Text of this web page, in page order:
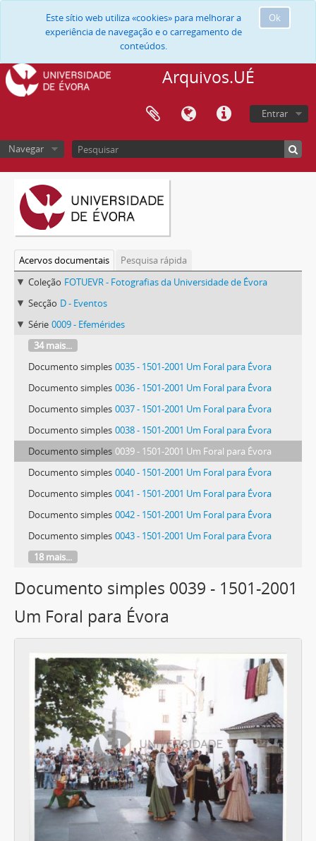
Ok
Este sítio web utiliza «cookies» para melhorar a
experiência de navegação e o carregamento de
conteúdos.
Arquivos.UÉ
Entrar
Navegar
Acervos documentais
Pesquisa rápida
Coleção FOTUEVR - Fotografias da Universidade de Évora
Secção D - Eventos
Série 0009 - Efemérides
34 mais...
Documento simples 0035 - 1501-2001 Um Foral para Évora
Documento simples 0036 - 1501-2001 Um Foral para Évora
Documento simples 0037 - 1501-2001 Um Foral para Évora
Documento simples 0038 - 1501-2001 Um Foral para Évora
Documento simples 0039 - 1501-2001 Um Foral para Évora
Documento simples 0040 - 1501-2001 Um Foral para Évora
Documento simples 0041 - 1501-2001 Um Foral para Évora
Documento simples 0042 - 1501-2001 Um Foral para Évora
Documento simples 0043 - 1501-2001 Um Foral para Évora
18 mais...
Documento simples 0039 - 1501-2001
Um Foral para Évora